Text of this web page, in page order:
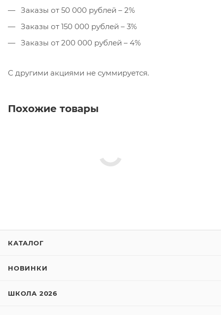
Заказы от 50 000 рублей – 2%
Заказы от 150 000 рублей – 3%
Заказы от 200 000 рублей – 4%
С другими акциями не суммируется.
Похожие товары
КАТАЛОГ
НОВИНКИ
ШКОЛА 2026